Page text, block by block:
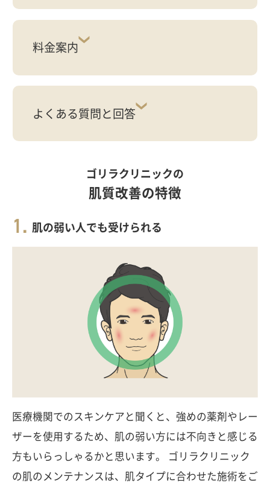
料金案内
よくある質問と回答
ゴリラクリニックの
肌質改善の特徴
肌の弱い人でも受けられる
医療機関でのスキンケアと聞くと、強めの薬剤やレー
ザーを使用するため、肌の弱い方には不向きと感じる
方もいらっしゃるかと思います。 ゴリラクリニック
の肌のメンテナンスは、肌タイプに合わせた施術をご